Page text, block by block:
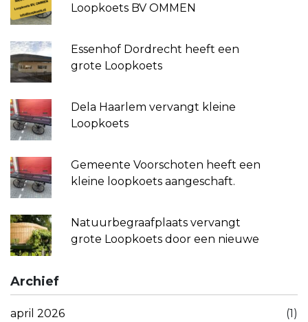
Loopkoets BV OMMEN
Essenhof Dordrecht heeft een
grote Loopkoets
Dela Haarlem vervangt kleine
Loopkoets
Gemeente Voorschoten heeft een
kleine loopkoets aangeschaft.
Natuurbegraafplaats vervangt
grote Loopkoets door een nieuwe
Archief
april 2026
(1)